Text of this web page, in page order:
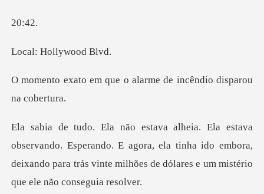
:4
Hollywo
o alarme de incêndio
Esperando. E agora, ela tinha ido embora,
deixando para trás vint